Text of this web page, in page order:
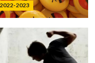
2023